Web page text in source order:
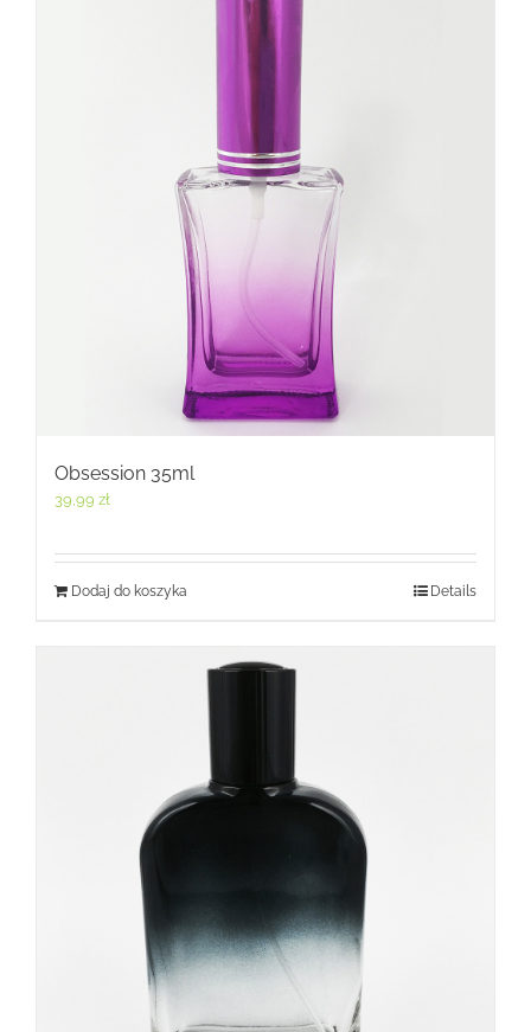
Obsession 35ml
39,99 zł
Dodaj do koszyka Details